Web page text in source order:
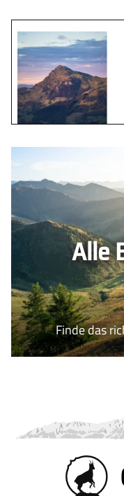
Alle
Finde das